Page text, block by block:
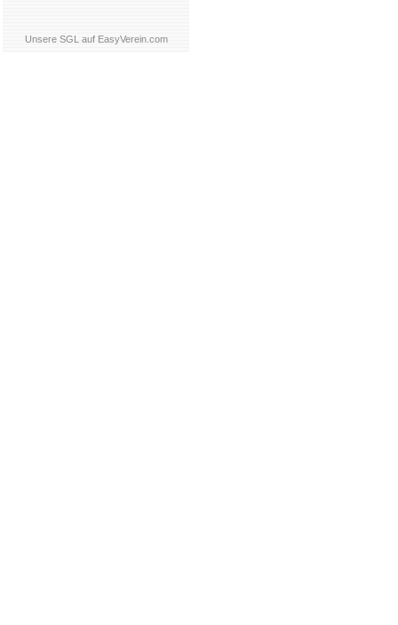
Unsere SGL auf EasyVerein.com